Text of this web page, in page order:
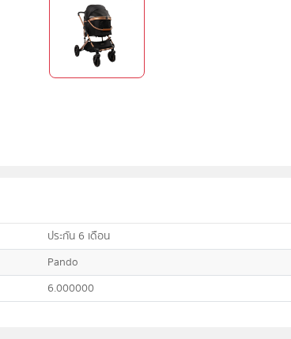
ประกัน 6 เดือน
Pando
6.000000